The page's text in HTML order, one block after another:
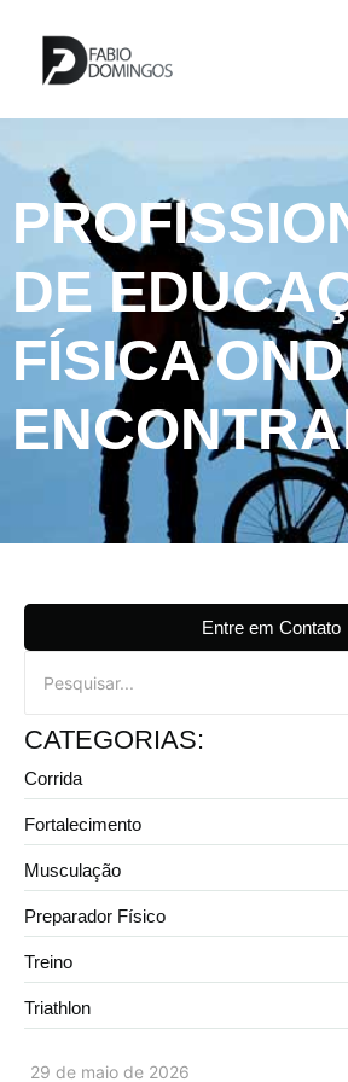
DE
FÍSICA
29 de maio de 2026
Entre em Contato
CATEGORIAS:
Corrida
Fortalecimento
Musculação
Preparador Físico
Treino
Triathlon